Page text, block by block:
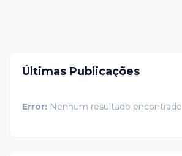
Últimas Publicações
Error: Nenhum resultado encontrado